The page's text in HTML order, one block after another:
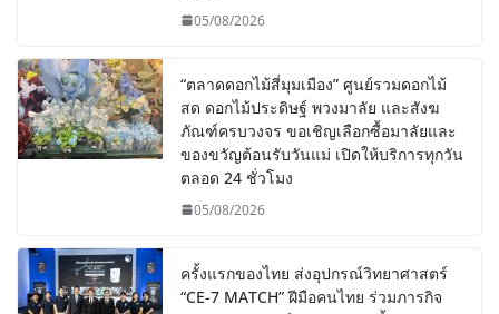
05/08/2026
“ตลาดดอกไม้สี่มุมเมือง” ศูนย์รวมดอกไม้
สด ดอกไม้ประดิษฐ์ พวงมาลัย และสังฆ
ภัณฑ์ครบวงจร ขอเชิญเลือกซื้อมาลัยและ
ของขวัญต้อนรับวันแม่ เปิดให้บริการทุกวัน
ตลอด 24 ชั่วโมง
05/08/2026
ครั้งแรกของไทย ส่งอุปกรณ์วิทยาศาสตร์
“CE-7 MATCH” ฝีมือคนไทย ร่วมภารกิจ